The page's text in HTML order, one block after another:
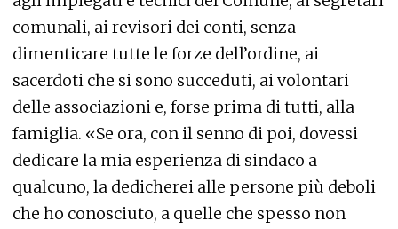
comunali, ai revisori dei conti, senza
dimenticare tutte le forze dell’ordine, ai
sacerdoti che si sono succeduti, ai volontari
delle associazioni e, forse prima di tutti, alla
famiglia. «Se ora, con il senno di poi, dovessi
dedicare la mia esperienza di sindaco a
qualcuno, la dedicherei alle persone più deboli
che ho conosciuto, a quelle che spesso non